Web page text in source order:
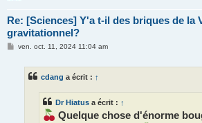
Re: [Sciences] Y'a t-il des briques de la
gravitationnel?
Mven. oct. 11, 2024 11:04 am
cdang a écrit : ↑
Dr Hiatus a écrit : ↑
Quelque chose d'énorme